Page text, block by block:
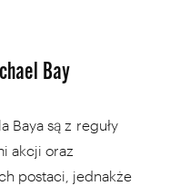
Bay
Baya są z reguły
akcji oraz
postaci, jednakże